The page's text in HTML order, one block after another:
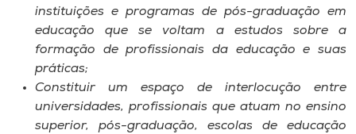
instituições e programas de pós-graduação em
educação que se voltam a estudos sobre a
formação de profissionais da educação e suas
práticas;
Constituir um espaço de interlocução entre
universidades, profissionais que atuam no ensino
superior, pós-graduação, escolas de educação